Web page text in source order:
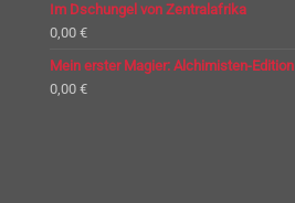
Im Dschungel von Zentralafrika
0,00 €
Mein erster Magier: Alchimisten-Edition
0,00 €